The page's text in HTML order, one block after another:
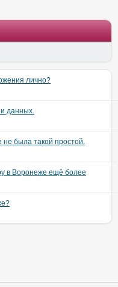
лично?
данных.
не была такой простой.
в Воронеже ещё более